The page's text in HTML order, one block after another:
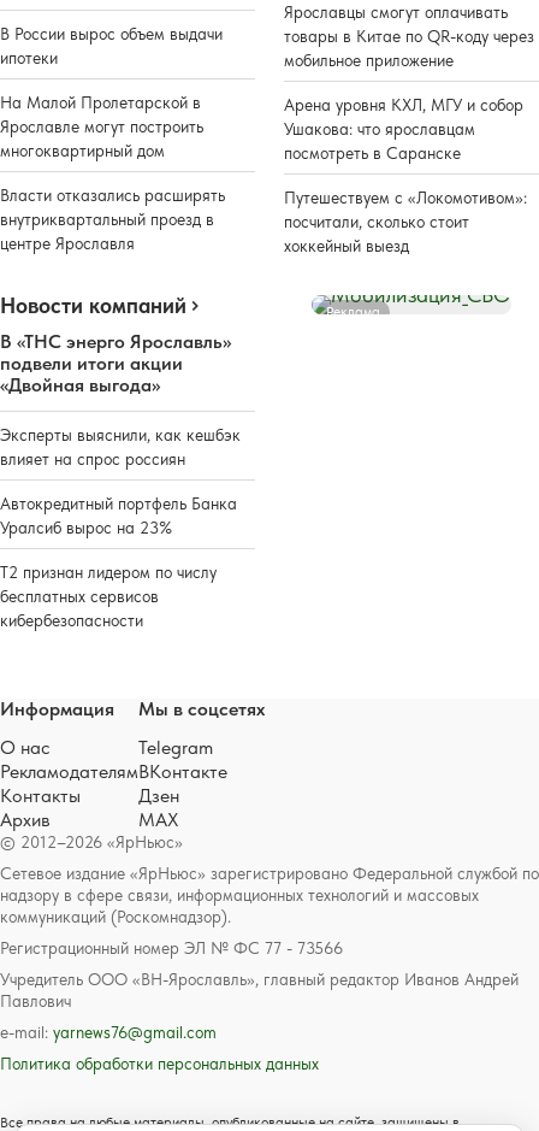
В России вырос объем выдачи
ипотеки
На Малой Пролетарской в
Ярославле могут построить
многоквартирный дом
Власти отказались расширять
внутриквартальный проезд в
центре Ярославля
Ярославцы смогут оплачивать
товары в Китае по QR-коду через
мобильное приложение
Арена уровня КХЛ, МГУ и собор
Ушакова: что ярославцам
посмотреть в Саранске
Путешествуем с «Локомотивом»:
посчитали, сколько стоит
хоккейный выезд
Новости компаний
В «ТНС энерго Ярославль»
подвели итоги акции
«Двойная выгода»
Эксперты выяснили, как кешбэк
влияет на спрос россиян
Автокредитный портфель Банка
Уралсиб вырос на 23%
Т2 признан лидером по числу
бесплатных сервисов
кибербезопасности
Реклама
© 2012–2026 «ЯрНьюс»
Сетевое издание «ЯрНьюс» зарегистрировано Федеральной службой по
надзору в сфере связи, информационных технологий и массовых
коммуникаций (Роскомнадзор).
Регистрационный номер ЭЛ № ФС 77 - 73566
Учредитель ООО «ВН-Ярославль», главный редактор Иванов Андрей
Павлович
e-mail: yarnews76@gmail.com
Политика обработки персональных данных
Все права на любые материалы, опубликованные на сайте, защищены в
Информация
О нас
Рекламодателям
Контакты
Архив
Мы в соцсетях
Telegram
ВКонтакте
Дзен
MAX